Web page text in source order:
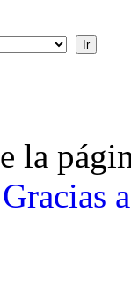
la
Gracias a